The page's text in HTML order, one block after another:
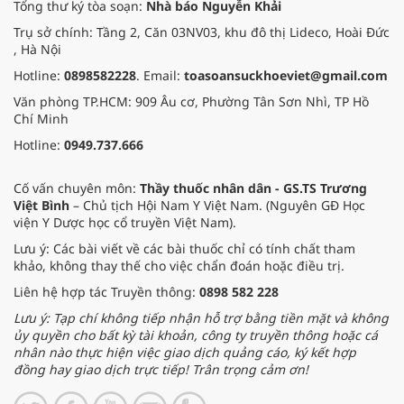
Tổng thư ký tòa soạn: Nhà báo Nguyễn Khải
Trụ sở chính: Tầng 2, Căn 03NV03, khu đô thị Lideco, Hoài Đức
, Hà Nội
Hotline: 0898582228. Email: toasoansuckhoeviet@gmail.com
Văn phòng TP.HCM: 909 Âu cơ, Phường Tân Sơn Nhì, TP Hồ
Chí Minh
Hotline: 0949.737.666
Cố vấn chuyên môn: Thầy thuốc nhân dân - GS.TS Trương
Việt Bình – Chủ tịch Hội Nam Y Việt Nam. (Nguyên GĐ Học
viện Y Dược học cổ truyền Việt Nam).
Lưu ý: Các bài viết về các bài thuốc chỉ có tính chất tham
khảo, không thay thế cho việc chẩn đoán hoặc điều trị.
Liên hệ hợp tác Truyền thông: 0898 582 228
Lưu ý: Tạp chí không tiếp nhận hỗ trợ bằng tiền mặt và không
ủy quyền cho bất kỳ tài khoản, công ty truyền thông hoặc cá
nhân nào thực hiện việc giao dịch quảng cáo, ký kết hợp
đồng hay giao dịch trực tiếp! Trân trọng cảm ơn!